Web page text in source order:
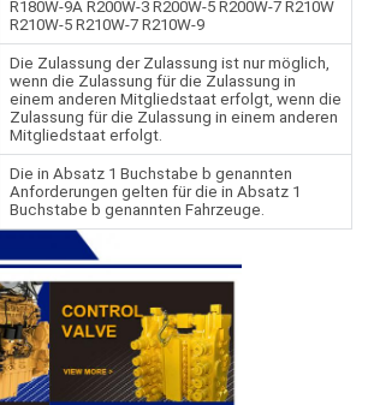
R180W-9A R200W-3 R200W-5 R200W-7 R210W
R210W-5 R210W-7 R210W-9
Die Zulassung der Zulassung ist nur möglich,
wenn die Zulassung für die Zulassung in
einem anderen Mitgliedstaat erfolgt, wenn die
Zulassung für die Zulassung in einem anderen
Mitgliedstaat erfolgt.
Die in Absatz 1 Buchstabe b genannten
Anforderungen gelten für die in Absatz 1
Buchstabe b genannten Fahrzeuge.